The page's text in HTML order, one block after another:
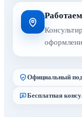
Официальный
Бесплатная